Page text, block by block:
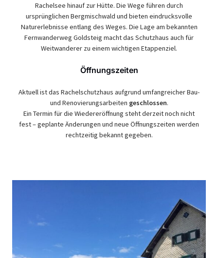
Rachelsee hinauf zur Hütte. Die Wege führen durch
ursprünglichen Bergmischwald und bieten eindrucksvolle
Naturerlebnisse entlang des Weges. Die Lage am bekannten
Fernwanderweg Goldsteig macht das Schutzhaus auch für
Weitwanderer zu einem wichtigen Etappenziel.
Öffnungszeiten
Aktuell ist das Rachelschutzhaus aufgrund umfangreicher Bau-
und Renovierungsarbeiten geschlossen.
Ein Termin für die Wiedereröffnung steht derzeit noch nicht
fest – geplante Änderungen und neue Öffnungszeiten werden
rechtzeitig bekannt gegeben.